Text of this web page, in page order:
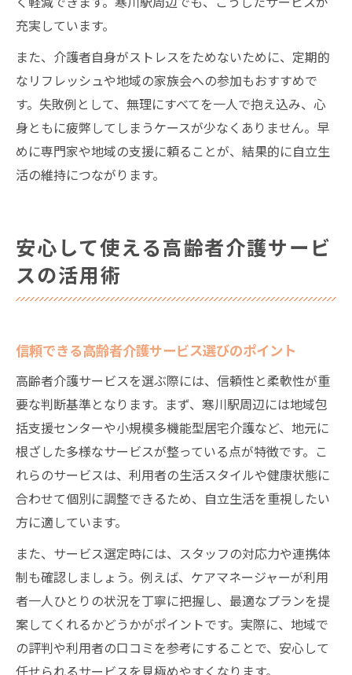
充実しています。
また、介護者自身がストレスをためないために、定期的
なリフレッシュや地域の家族会への参加もおすすめで
す。失敗例として、無理にすべてを一人で抱え込み、心
身ともに疲弊してしまうケースが少なくありません。早
めに専門家や地域の支援に頼ることが、結果的に自立生
活の維持につながります。
安心して使える高齢者介護サービ
スの活用術
信頼できる高齢者介護サービス選びのポイント
高齢者介護サービスを選ぶ際には、信頼性と柔軟性が重
要な判断基準となります。まず、寒川駅周辺には地域包
括支援センターや小規模多機能型居宅介護など、地元に
根ざした多様なサービスが整っている点が特徴です。こ
れらのサービスは、利用者の生活スタイルや健康状態に
合わせて個別に調整できるため、自立生活を重視したい
方に適しています。
また、サービス選定時には、スタッフの対応力や連携体
制も確認しましょう。例えば、ケアマネージャーが利用
者一人ひとりの状況を丁寧に把握し、最適なプランを提
案してくれるかどうかがポイントです。実際に、地域で
の評判や利用者の口コミを参考にすることで、安心して
任せられるサービスを見極めやすくなります。